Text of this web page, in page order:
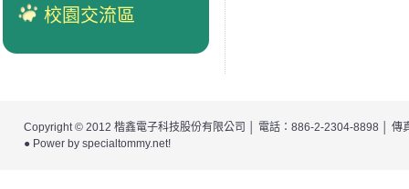
校園交流區
Copyright © 2012 楷鑫電子科技股份有限公司
│ 電話：886-2-2304-8898 │
● Power by specialtommy.net!